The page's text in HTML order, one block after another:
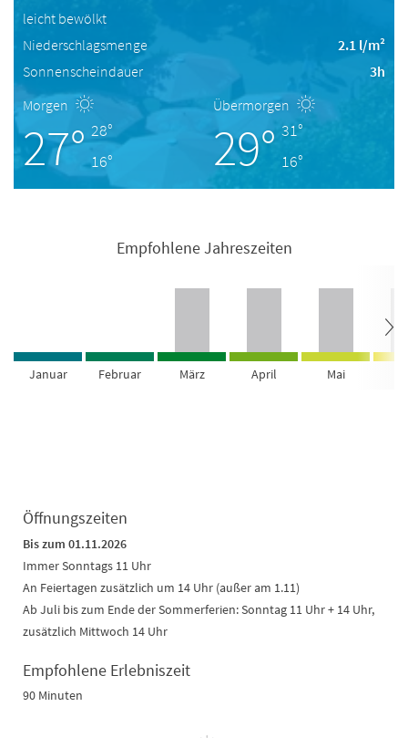
leicht bewölkt
Niederschlagsmenge
2.1 l/m²
Sonnenscheindauer
3h
Morgen
27° 28°
16°
Übermorgen
29° 31°
16°
Empfohlene Jahreszeiten
Januar Februar März April Mai
Öffnungszeiten
Bis zum 01.11.2026
Immer Sonntags 11 Uhr
An Feiertagen zusätzlich um 14 Uhr (außer am 1.11)
Ab Juli bis zum Ende der Sommerferien: Sonntag 11 Uhr + 14 Uhr,
zusätzlich Mittwoch 14 Uhr
Empfohlene Erlebniszeit
90 Minuten